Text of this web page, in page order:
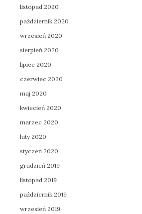
listopad 2020
październik 2020
wrzesień 2020
sierpień 2020
lipiec 2020
czerwiec 2020
maj 2020
kwiecień 2020
marzec 2020
luty 2020
styczeń 2020
grudzień 2019
listopad 2019
październik 2019
wrzesień 2019